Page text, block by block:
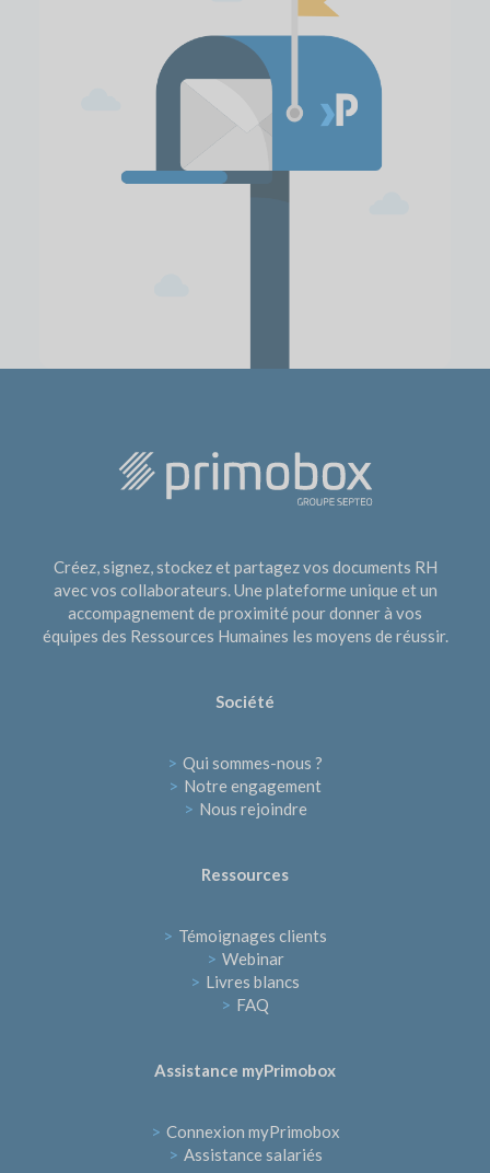
Créez, signez, stockez et partagez vos documents RH
avec vos collaborateurs. Une plateforme unique et un
accompagnement de proximité pour donner à vos
équipes des Ressources Humaines les moyens de réussir.
Société
> Qui sommes-nous ?
> Notre engagement
> Nous rejoindre
Ressources
> Témoignages clients
> Webinar
> Livres blancs
> FAQ
Assistance myPrimobox
> Connexion myPrimobox
> Assistance salariés